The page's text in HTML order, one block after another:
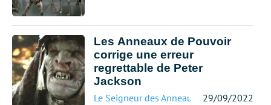
Les Anneaux de Pouvoir
corrige une erreur
regrettable de Peter
Jackson
Le Seigneur des Anneaux 29/09/2022